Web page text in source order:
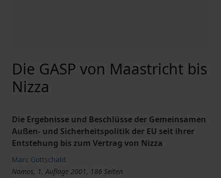
Die GASP von Maastricht bis
Nizza
Die Ergebnisse und Beschlüsse der Gemeinsamen
Außen- und Sicherheitspolitik der EU seit ihrer
Entstehung bis zum Vertrag von Nizza
Marc Gottschald
Nomos, 1. Auflage 2001, 186 Seiten